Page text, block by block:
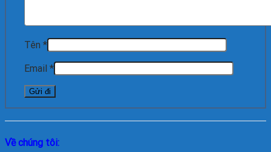
Tên *
Email *
Về chúng tôi: